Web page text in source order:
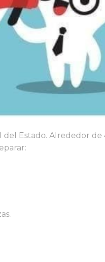
del Estado. Alrededor de